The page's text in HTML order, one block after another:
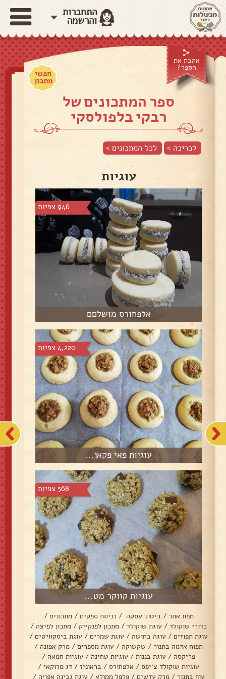
התחברות
והרשמה
אהבת את
הספר?
חפשי
מתכון
ספר המתכונים של
רבקי בלפולסקי
לכריכה > לכל המתכונים >
עוגיות
946 צפיות
אלפחורס מושלםם
4,220 צפיות
עוגיות פאי פקאן...
568 צפיות
עוגיות קווקר מט...
מפת אתר / ביטול עסקה / כניסת ספקים / מתכונים /
כדורי שוקולד / עוגת שוקולד / מתכון לפנקייק / מתכון לפיצה /
עוגת תפוזים / עוגה בחושה / עוגת שמרים / עוגת ביסקוויטים /
תפוח אדמה בתנור / שקשוקה / עוגת מספרים / מרק אפונה /
פריקסה / עוגת בננות / עוגיות טחינה / עוגיות חמאה /
עוגיות שוקולד צ׳יפס / אלפחורס / בראוניז / דג מרוקאי /
עוף בתנור / מרק עדשים / פלפל ממולא / עוגת גבינה אפויה /